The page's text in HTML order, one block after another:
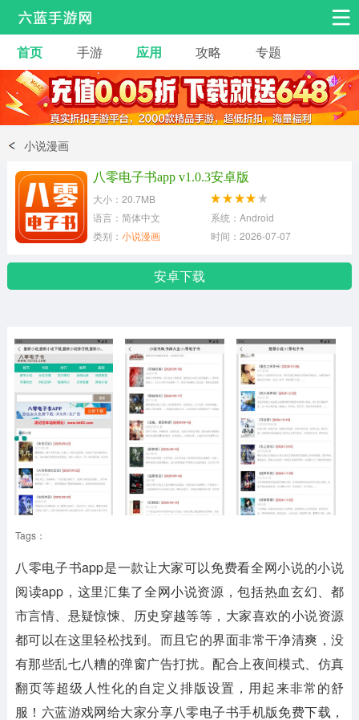
安卓手游 手游工具
热门手游 角色扮演 益智休闲
动作射击
冒险解谜
体育竞技
首页 手游 应用 攻略 专题
小说漫画
八零电子书app v1.0.3安卓版
大小：20.7MB
语言：简体中文
系统：Android
类别： 小说漫画 时间：2026-07-07
安卓下载
Tags：
八零电子书app是一款让大家可以免费看全网小说的小说
阅读app，这里汇集了全网小说资源，包括热血玄幻、都
市言情、悬疑惊悚、历史穿越等等，大家喜欢的小说资源
都可以在这里轻松找到。而且它的界面非常干净清爽，没
有那些乱七八糟的弹窗广告打扰。配合上夜间模式、仿真
翻页等超级人性化的自定义排版设置，用起来非常的舒
服！六蓝游戏网给大家分享八零电子书手机版免费下载，